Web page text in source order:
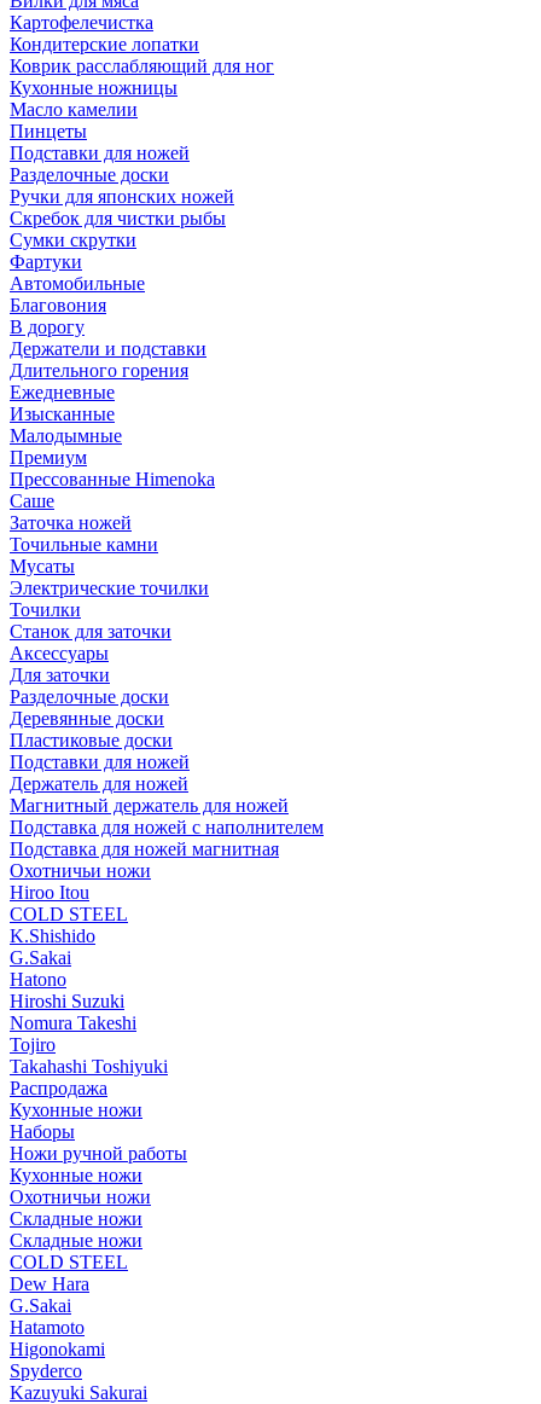
Картофелечистка
Кондитерские лопатки
Коврик расслабляющий для ног
Кухонные ножницы
Масло камелии
Пинцеты
Подставки для ножей
Разделочные доски
Ручки для японских ножей
Скребок для чистки рыбы
Сумки скрутки
Фартуки
Автомобильные
Благовония
В дорогу
Держатели и подставки
Длительного горения
Ежедневные
Изысканные
Малодымные
Премиум
Прессованные Himenoka
Саше
Заточка ножей
Точильные камни
Мусаты
Электрические точилки
Точилки
Станок для заточки
Аксессуары
Для заточки
Разделочные доски
Деревянные доски
Пластиковые доски
Подставки для ножей
Держатель для ножей
Магнитный держатель для ножей
Подставка для ножей с наполнителем
Подставка для ножей магнитная
Охотничьи ножи
Hiroo Itou
COLD STEEL
K.Shishido
G.Sakai
Hatono
Hiroshi Suzuki
Nomura Takeshi
Tojiro
Takahashi Toshiyuki
Распродажа
Кухонные ножи
Наборы
Ножи ручной работы
Кухонные ножи
Охотничьи ножи
Складные ножи
Складные ножи
COLD STEEL
Dew Hara
G.Sakai
Hatamoto
Higonokami
Spyderco
Kazuyuki Sakurai